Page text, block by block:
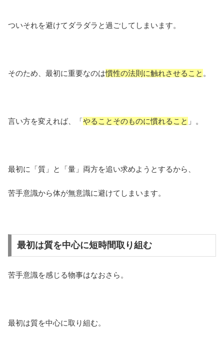
ついそれを避けてダラダラと過ごしてしまいます。
そのため、最初に重要なのは慣性の法則に触れさせること 。
言い方を変えれば、「やることそのものに慣れること 」。
最初に「質」と「量」両方を追い求めようとするから、
苦手意識から体が無意識に避けてしまいます。
最初は質を中心に短時間取り組む
苦手意識を感じる物事はなおさら。
最初は質を中心に取り組む。